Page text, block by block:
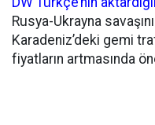
Rusya-Ukrayna
Karadeniz’deki gemi
fiyatların artmasında